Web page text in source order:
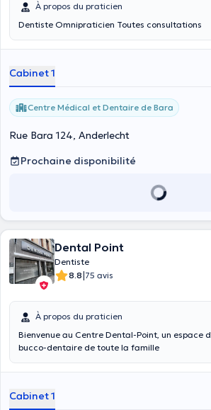
À propos du praticien
Dentiste Omnipraticien Toutes consultations
Cabinet 1
Centre Médical et Dentaire de Bara
Rue Bara 124, Anderlecht
Prochaine disponibilité
Dental Point
Dentiste
8.8|75 avis
À propos du praticien
Bienvenue au Centre Dental-Point, un espace
bucco-dentaire de toute la famille
Cabinet 1